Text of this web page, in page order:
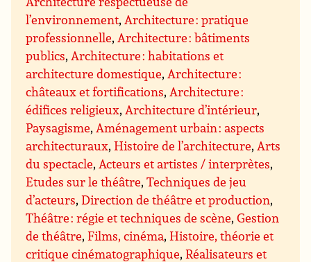
l’environnement,Architecture : pratique
professionnelle,Architecture : bâtiments
publics,Architecture : habitations et
architecture domestique,Architecture :
châteaux et fortifications,Architecture :
édifices religieux,Architecture d’intérieur,
Paysagisme,Aménagement urbain : aspects
architecturaux,Histoire de l’architecture,Arts
du spectacle,Acteurs et artistes / interprètes,
Etudes sur le théâtre,Techniques de jeu
d’acteurs,Direction de théâtre et production,
Théâtre : régie et techniques de scène,Gestion
de théâtre,Films, cinéma,Histoire, théorie et
critique cinématographique,Réalisateurs et